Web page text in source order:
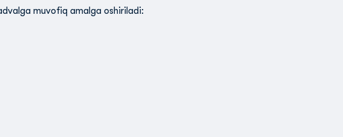
muvofiq amalga oshiriladi: